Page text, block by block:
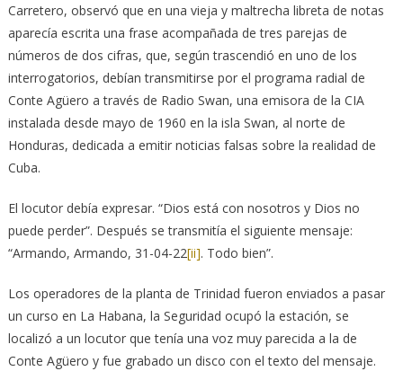
Carretero, observó que en una vieja y maltrecha libreta de notas
aparecía escrita una frase acompañada de tres parejas de
números de dos cifras, que, según trascendió en uno de los
interrogatorios, debían transmitirse por el programa radial de
Conte Agüero a través de Radio Swan, una emisora de la CIA
instalada desde mayo de 1960 en la isla Swan, al norte de
Honduras, dedicada a emitir noticias falsas sobre la realidad de
Cuba.
El locutor debía expresar. “Dios está con nosotros y Dios no
puede perder”. Después se transmitía el siguiente mensaje:
“Armando, Armando, 31-04-22[ii]. Todo bien”.
Los operadores de la planta de Trinidad fueron enviados a pasar
un curso en La Habana, la Seguridad ocupó la estación, se
localizó a un locutor que tenía una voz muy parecida a la de
Conte Agüero y fue grabado un disco con el texto del mensaje.